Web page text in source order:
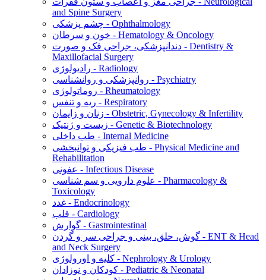
and Spine Surgery
چشم پزشکی - Ophthalmology
خون و سرطان - Hematology & Oncology
دندانپزشکی، جراحی فک و صورت - Dentistry &
Maxillofacial Surgery
رادیولوژی - Radiology
روانپزشکی و روانشناسی - Psychiatry
روماتولوژی - Rheumatology
ریه و تنفس - Respiratory
زنان و زایمان - Obstetric, Gynecology & Infertility
زیست و ژنتیک - Genetic & Biotechnology
طب داخلی - Internal Medicine
طب فیزیکی و توانبخشی - Physical Medicine and
Rehabilitation
عفونی - Infectious Disease
علوم دارویی و سم شناسی - Pharmacology &
Toxicology
غدد - Endocrinology
قلب - Cardiology
گوارش - Gastrointestinal
گوش، حلق، بینی و جراحی سر و گردن - ENT & Head
and Neck Surgery
کلیه و اورولوژی - Nephrology & Urology
کودکان و نوزادان - Pediatric & Neonatal